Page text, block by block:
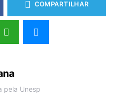
COMPARTILHAR
pela Unesp